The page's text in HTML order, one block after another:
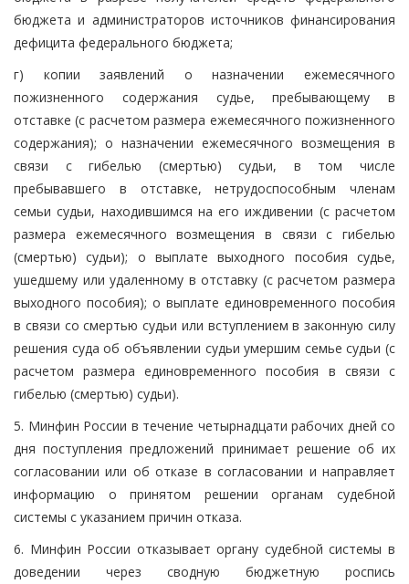
бюджета и администраторов источников финансирования
дефицита федерального бюджета;
г) копии заявлений о назначении ежемесячного
пожизненного содержания судье, пребывающему в
отставке (с расчетом размера ежемесячного пожизненного
содержания); о назначении ежемесячного возмещения в
связи с гибелью (смертью) судьи, в том числе
пребывавшего в отставке, нетрудоспособным членам
семьи судьи, находившимся на его иждивении (с расчетом
размера ежемесячного возмещения в связи с гибелью
(смертью) судьи); о выплате выходного пособия судье,
ушедшему или удаленному в отставку (с расчетом размера
выходного пособия); о выплате единовременного пособия
в связи со смертью судьи или вступлением в законную силу
решения суда об объявлении судьи умершим семье судьи (с
расчетом размера единовременного пособия в связи с
гибелью (смертью) судьи).
5. Минфин России в течение четырнадцати рабочих дней со
дня поступления предложений принимает решение об их
согласовании или об отказе в согласовании и направляет
информацию о принятом решении органам судебной
системы с указанием причин отказа.
6. Минфин России отказывает органу судебной системы в
доведении через сводную бюджетную роспись